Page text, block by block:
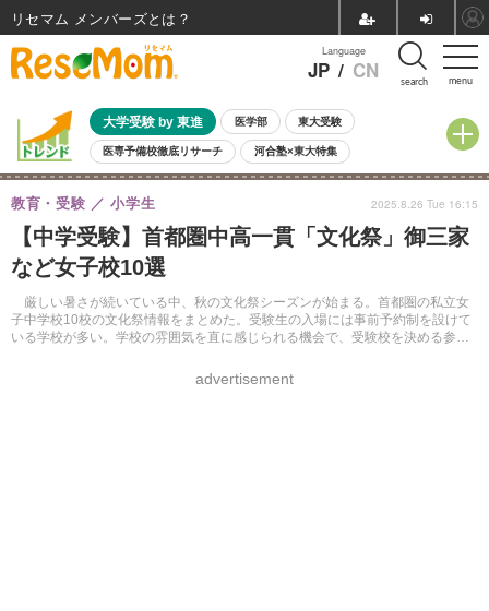
menu
Language
JP / CN search
大学受験 by 東進 医学部 東大受験
医専予備校徹底リサーチ 河合塾×東大特集
親子で考える大学選び 高校受験 中学受験 小学校受験
共通テスト 夏休み
8月開催イベント・WS 全国公立高校 過去問 人気記事
自由研究教材（小学生向け）
【中学受験】首都圏中高一貫「文化祭」御三家
など女子校10選
厳しい暑さが続いている中、秋の文化祭シーズンが始まる。首都圏の私立女
子中学校10校の文化祭情報をまとめた。受験生の入場には事前予約制を設けて
いる学校が多い。学校の雰囲気を直に感じられる機会で、受験校を決める参考
教育・受験 小学生
advertisement
2025.8.26 Tue 16:15
リセマム メンバーズ